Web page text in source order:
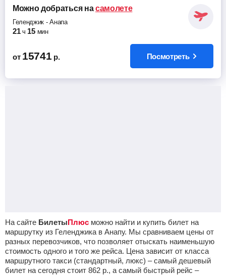
Можно добратьсяна самолете
Геленджик -Анапа
21 ч 15 мин
от 15741 р. Посмотреть
На сайте БилетыПлюс можно найти и купить билет на
маршрутку из Геленджика в Анапу. Мы сравниваем цены от
разных перевозчиков, что позволяет отыскать наименьшую
стоимость одного и того же рейса. Цена зависит от класса
маршрутного такси (стандартный, люкс) – самый дешевый
билет на сегодня стоит 862 р., а самый быстрый рейс –